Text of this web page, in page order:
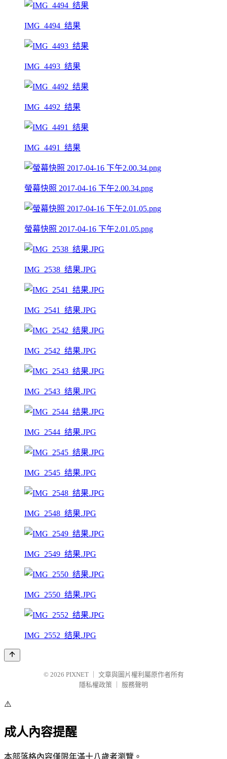
IMG_4494_结果
IMG_4493_结果
IMG_4492_结果
IMG_4491_结果
螢幕快照 2017-04-16 下午2.00.34.png
螢幕快照 2017-04-16 下午2.01.05.png
IMG_2538_结果.JPG
IMG_2541_结果.JPG
IMG_2542_结果.JPG
IMG_2543_结果.JPG
IMG_2544_结果.JPG
IMG_2545_结果.JPG
IMG_2548_结果.JPG
IMG_2549_结果.JPG
IMG_2550_结果.JPG
IMG_2552_结果.JPG
© 2026 PIXNET
文章與圖片權利屬原作者所有
隱私權政策
服務聲明
⚠️
成人內容提醒
本部落格內容僅限年滿十八歲者瀏覽。